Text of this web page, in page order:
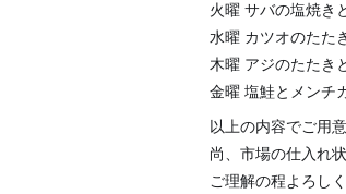
火曜 サバの塩焼き
水曜 カツオのたた
木曜 アジのたたき
金曜 塩鮭とメンチ
以上の内容でご用
尚、市場の仕入れ
ご理解の程よろし